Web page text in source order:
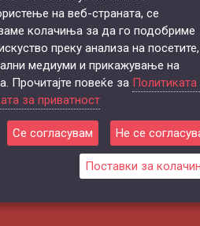
на веб-страната, се
колачиња за да го подобриме
преку анализа на посетите,
медиуми и прикажување на
Прочитајте повеќе за Политиката
за приватност
Се согласувам Не се
Поставки за